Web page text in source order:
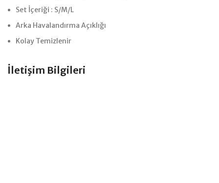
Set İçeriği : S/M/L
Arka Havalandırma Açıklığı
Kolay Temizlenir
İletişim Bilgileri